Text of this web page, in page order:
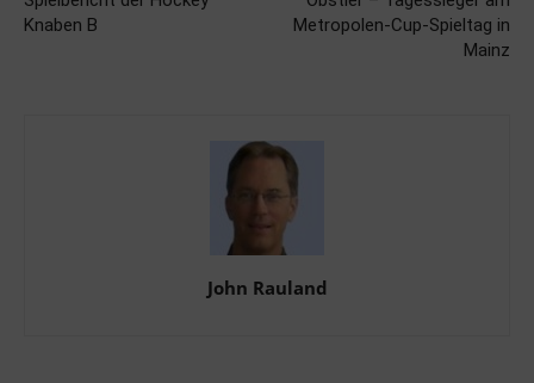
Knaben B
Metropolen-Cup-Spieltag in
Mainz
John Rauland